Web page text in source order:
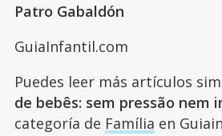
Patro Gabaldón
GuiaInfantil.com
Puedes leer más artículos
de bebês: sem pressão nem
categoría de Família en